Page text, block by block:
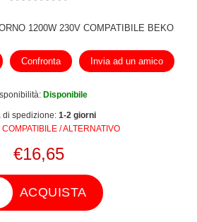
1200W 230V COMPATIBILE BEKO
Confronta Invia ad un amico
Disponibile
di spedizione: 1-2 giorni
COMPATIBILE / ALTERNATIVO
€16,65
ACQUISTA